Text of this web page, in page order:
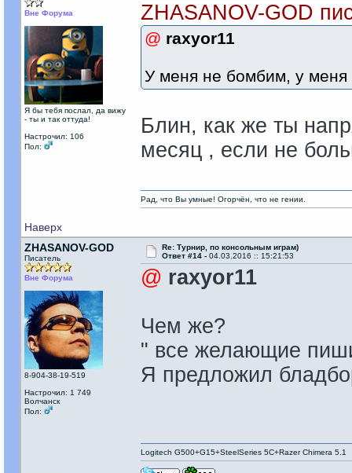
Вне Форума
Я бы тебя послал, да вижу
- ты и так оттуда!
Настрочил: 106
Пол:
ZHASANOV-GOD
@ raxyor11
У меня не бомбим, у меня
Блин, как же ты
месяц , если не
Наверх
Рад, что Вы умные! Огорчён, что не гении.
ZHASANOV-GOD
Писатель
Вне Форума
8-904-38-19-519
Настрочил: 1 749
Волчанск
Пол:
Re: Турнир, по консольным играм)
Ответ #14 - 04.03.2016 :: 15:21:53
@ raxyor11
Чем же?
" все желающие
Я предложил
Logitech G500+G15+SteelSeries 5C+Razer Chimera 5.1